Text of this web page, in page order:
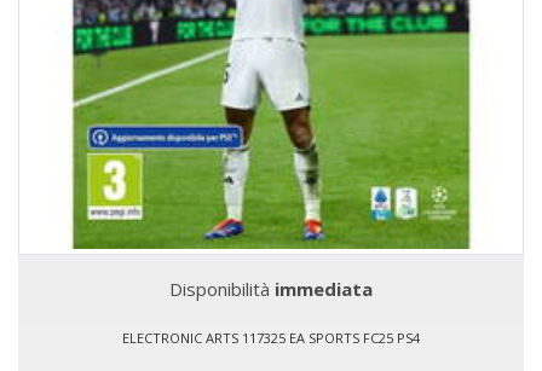
Disponibilità immediata
ELECTRONIC ARTS 117325 EA SPORTS FC25 PS4